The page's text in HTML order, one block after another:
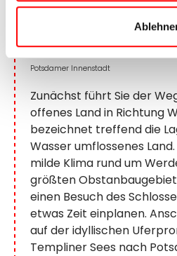
Zunächst führt Sie der
offenes Land in Richtung
bezeichnet treffend die
Wasser umflossenes
milde Klima rund um
größten
einen Besuch des
etwas Zeit einplanen.
auf der idyllischen
Templiner Sees nach
Potsdamer Innenstadt